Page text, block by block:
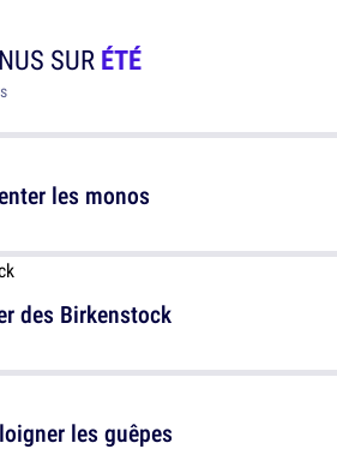
SURÉTÉ
les monos
les guêpes
des Birkenstock